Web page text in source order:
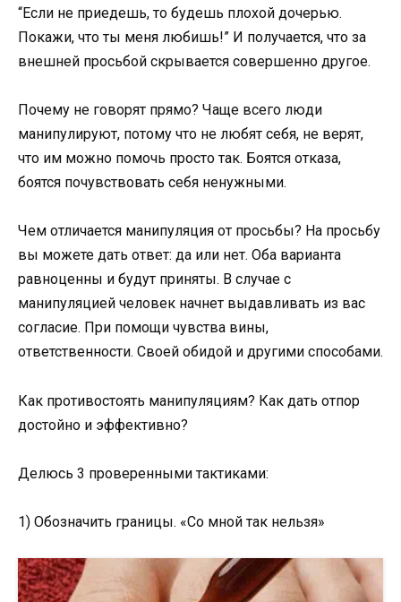
“Если не приедешь, то будешь плохой дочерью.
Покажи, что ты меня любишь!” И получается, что за
внешней просьбой скрывается совершенно другое.
Почему не говорят прямо? Чаще всего люди
манипулируют, потому что не любят себя, не верят,
что им можно помочь просто так. Боятся отказа,
боятся почувствовать себя ненужными.
Чем отличается манипуляция от просьбы? На просьбу
вы можете дать ответ: да или нет. Оба варианта
равноценны и будут приняты. В случае с
манипуляцией человек начнет выдавливать из вас
согласие. При помощи чувства вины,
ответственности. Своей обидой и другими способами.
Как противостоять манипуляциям? Как дать отпор
достойно и эффективно?
Делюсь 3 проверенными тактиками:
1) Обозначить границы. «Со мной так нельзя»